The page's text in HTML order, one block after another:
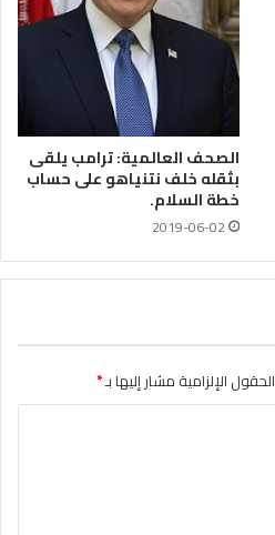
الصحف العالمية: ترامب يلقى
بثقله خلف نتنياهو على حساب
خطة السلام.
2019-06-02
الحقول الإلزامية مشار إليها بـ*